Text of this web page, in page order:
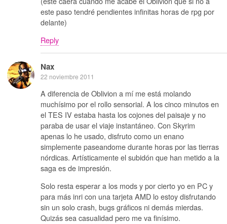
este paso tendré pendientes infinitas horas de rpg por
delante)
Reply
Nax
22 noviembre 2011
A diferencia de Oblivion a mí me está molando
muchísimo por el rollo sensorial. A los cinco minutos en
el TES IV estaba hasta los cojones del paisaje y no
paraba de usar el viaje instantáneo. Con Skyrim
apenas lo he usado, disfruto como un enano
simplemente paseandome durante horas por las tierras
nórdicas. Artísticamente el subidón que han metido a la
saga es de impresión.
Solo resta esperar a los mods y por cierto yo en PC y
para más inri con una tarjeta AMD lo estoy disfrutando
sin un solo crash, bugs gráficos ni demás mierdas.
Quizás sea casualidad pero me va finísimo.